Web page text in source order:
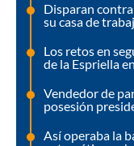
Disparan
su casa de
Los retos en
de la Espriella
Vendedor de
posesión
Así operaba la